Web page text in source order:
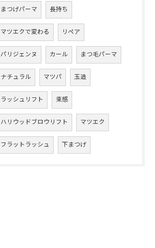
まつげパーマ 長持ち
マツエクで変わる リペア
パリジェンヌ カール まつ毛パーマ
ナチュラル マツパ 玉造
ラッシュリフト 束感
ハリウッドブロウリフト マツエク
フラットラッシュ 下まつげ